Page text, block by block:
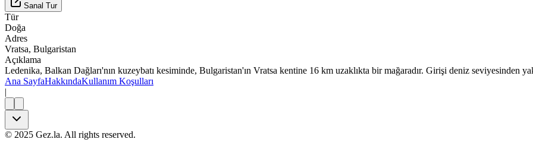
Sanal Tur
Tür
Doğa
Adres
Vratsa, Bulgaristan
Açıklama
Ledenika, Balkan Dağları'nın kuzeybatı kesiminde, Bulgaristan'ın Vratsa kentine 16 km uzaklıkta bir mağaradır. Girişi deniz seviyesinden
Ana SayfaHakkındaKullanım Koşulları
|
© 2025 Gez.la. All rights reserved.